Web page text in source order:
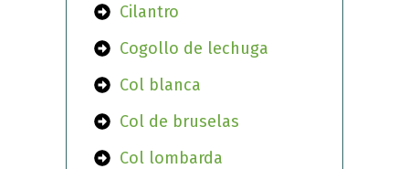
Cilantro
Cogollo de lechuga
Col blanca
Col de bruselas
Col lombarda